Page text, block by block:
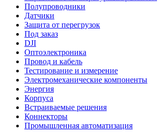
Полупроводники
Датчики
Защита от перегрузок
Под заказ
DJI
Оптоэлектроника
Провод и кабель
Тестирование и измерение
Электромеханические компоненты
Энергия
Корпуса
Встраиваемые решения
Коннекторы
Промышленная автоматизация